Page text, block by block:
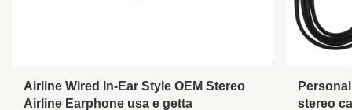
Airline Wired In-Ear Style OEM Stereo
Airline Earphone usa e getta
stereo